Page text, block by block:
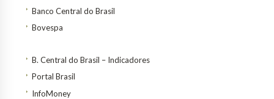
Banco Central do Brasil
Bovespa
B. Central do Brasil – Indicadores
Portal Brasil
InfoMoney